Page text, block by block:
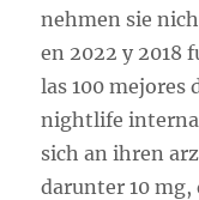
nehmen sie
en 2022 y 2018
las 100 mejores
nightlife
sich an ihren
darunter 10 mg,